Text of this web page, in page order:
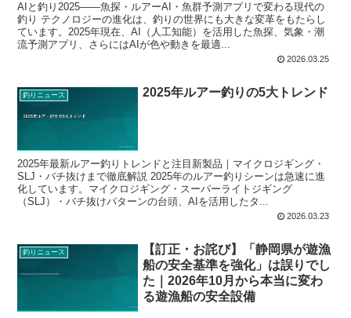
AIと釣り2025——魚探・ルアーAI・魚群予測アプリで変わる現代の
釣り テクノロジーの進化は、釣りの世界にも大きな変革をもたらし
ています。2025年現在、AI（人工知能）を活用した魚探、気象・潮
流予測アプリ、さらにはAIが色や動きを最適...
2026.03.25
釣りニュース 2025年ルアー釣りの5大トレンド
2025年最新ルアー釣りトレンドと注目新製品｜マイクロジギング・
SLJ・バチ抜けまで徹底解説 2025年のルアー釣りシーンは急速に進
化しています。マイクロジギング・スーパーライトジギング
（SLJ）・バチ抜けパターンの台頭、AIを活用したタ...
2026.03.23
釣りニュース
【訂正・お詫び】「静岡県が遊漁
船の安全基準を強化」は誤りでし
た｜2026年10月から本当に変わ
る遊漁船の安全設備